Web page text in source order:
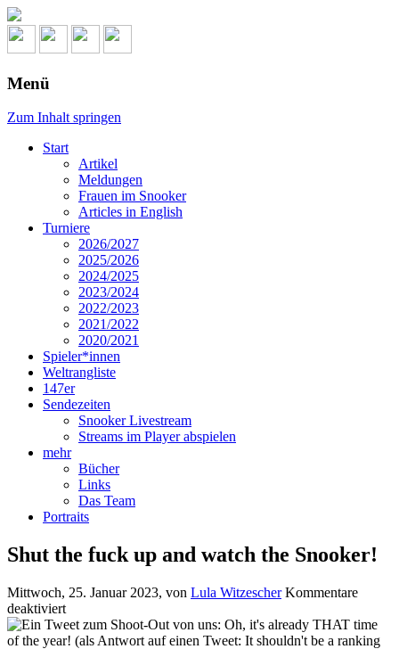
Menü
Zum Inhalt springen
Start
Artikel
Meldungen
Frauen im Snooker
Articles in English
Turniere
2026/2027
2025/2026
2024/2025
2023/2024
2022/2023
2021/2022
2020/2021
Spieler*innen
Weltrangliste
147er
Sendezeiten
Snooker Livestream
Streams im Player abspielen
mehr
Bücher
Links
Das Team
Portraits
Shut the fuck up and watch the Snooker!
Mittwoch, 25. Januar 2023, von Lula Witzescher Kommentare
deaktiviertfür
Shut
the